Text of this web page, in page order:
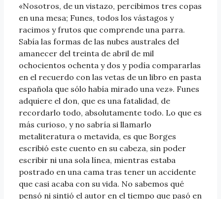
«Nosotros, de un vistazo, percibimos tres copas
en una mesa; Funes, todos los vástagos y
racimos y frutos que comprende una parra.
Sabía las formas de las nubes australes del
amanecer del treinta de abril de mil
ochocientos ochenta y dos y podía compararlas
en el recuerdo con las vetas de un libro en pasta
española que sólo había mirado una vez». Funes
adquiere el don, que es una fatalidad, de
recordarlo todo, absolutamente todo. Lo que es
más curioso, y no sabría si llamarlo
metaliteratura o metavida, es que Borges
escribió este cuento en su cabeza, sin poder
escribir ni una sola línea, mientras estaba
postrado en una cama tras tener un accidente
que casi acaba con su vida. No sabemos qué
pensó ni sintió el autor en el tiempo que pasó en